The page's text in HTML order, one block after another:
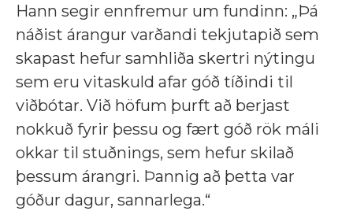
Hann segir ennfremur um fundinn: „Þá
náðist árangur varðandi tekjutapið sem
skapast hefur samhliða skertri nýtingu
sem eru vitaskuld afar góð tíðindi til
viðbótar. Við höfum þurft að berjast
nokkuð fyrir þessu og fært góð rök máli
okkar til stuðnings, sem hefur skilað
þessum árangri. Þannig að þetta var
góður dagur, sannarlega.“